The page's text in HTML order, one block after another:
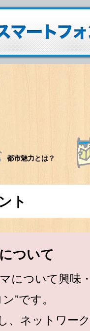
都市魅力とは？
ト
ついて
について興味
”です。
、ネットワー